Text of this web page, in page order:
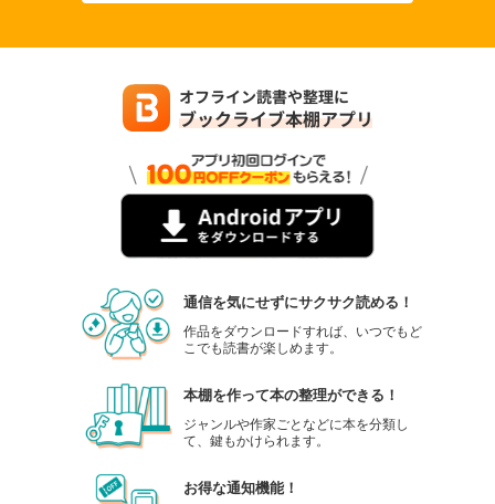
通信を気にせずにサクサク読める！
作品をダウンロードすれば、いつでもど
こでも読書が楽しめます。
本棚を作って本の整理ができる！
ジャンルや作家ごとなどに本を分類し
て、鍵もかけられます。
お得な通知機能！